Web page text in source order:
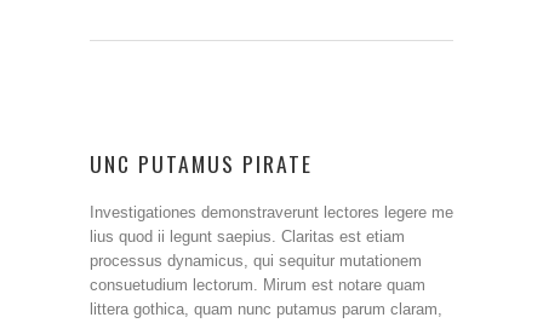
UNC PUTAMUS PIRATE
Investigationes demonstraverunt lectores legere me
lius quod ii legunt saepius. Claritas est etiam
processus dynamicus, qui sequitur mutationem
consuetudium lectorum. Mirum est notare quam
littera gothica, quam nunc putamus parum claram,